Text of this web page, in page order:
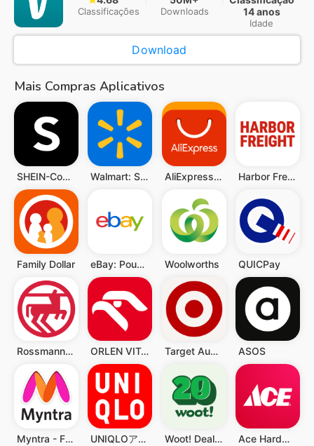
Classificações Downloads
14 anos
Idade
Download
Mais Compras Aplicativos
SHEIN-Compras Online Walmart: Shopping & Savings AliExpress: Compras online Harbor Freight Tools
Family Dollar eBay: Poupe e compre Woolworths QUICPay
Rossmann PL ORLEN VITAY Target Australia ASOS
Myntra - Fashion Shopping App UNIQLOアプリ - ユニクロアプリ Woot! Deals and Shenanigans Ace Hardware